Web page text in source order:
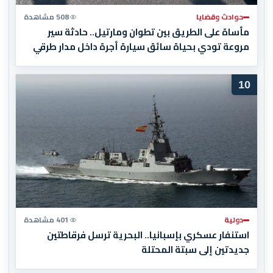
حوادث وقضايا 508 مشاهدة
مأساة على الطريق بين تطوان ومارتيل.. حادثة سير
مروعة تودي بحياة سائق سيارة أجرة داخل مدار طرقي
10
دولية 401 مشاهدة
استنفار عسكري بإسبانيا.. البحرية ترسل فرقاطتين
جديدتين إلى سبتة المحتلة